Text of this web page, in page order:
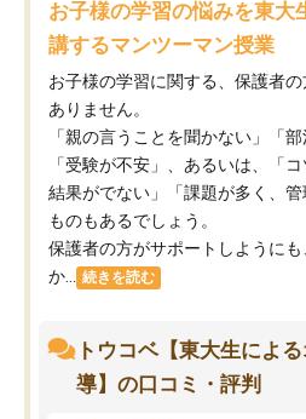
お子様の学習の悩みを東大
講するマンツーマン授業
お子様の学習に関する、保護者
ありません。
「親の言うことを聞かない」「
「受験が不安」、あるいは、「
結果がでない」「課題が多く、
ものもあるでしょう。
保護者の方がサポートしように
か...
続きを読む
トウコベ【東大生によ
導】の口コミ・評判